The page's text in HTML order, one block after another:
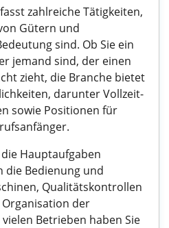
zahlreiche Tätigkeiten,
Gütern und
sind. Ob Sie ein
jemand sind, der einen
zieht, die Branche bietet
darunter Vollzeit-
sowie Positionen für
Hauptaufgaben
die Bedienung und
Qualitätskontrollen
der
Betrieben haben Sie